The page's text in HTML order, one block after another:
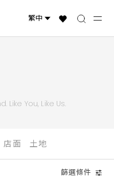
Like You, Like Us.
店面 土地
篩選條件